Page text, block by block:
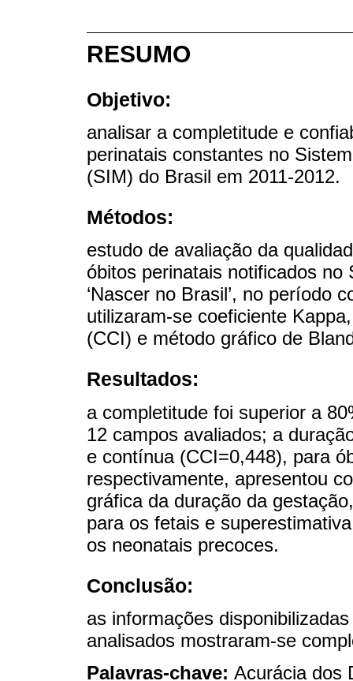
RESUMO
Objetivo:
analisar a completitude e
perinatais constantes no
(SIM) do Brasil em 2011-2012.
Métodos:
estudo de avaliação da
óbitos perinatais notificados
‘Nascer no Brasil’, no período
utilizaram-se coeficiente
(CCI) e método gráfico de
Resultados:
a completitude foi superior a
12 campos avaliados; a
e contínua (CCI=0,448), para
respectivamente, apresentou
gráfica da duração da
para os fetais e
os neonatais precoces.
Conclusão:
as informações
analisados mostraram-se
Palavras-chave: Acurácia dos